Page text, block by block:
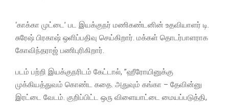
‘காக்கா முட்டை’ பட இயக்குநர் மணிகண்டனின் உதவியாளர் டி.
சுரேஷ் பிரகாஷ் ஒளிப்பதிவு செய்கிறார். மக்கள் தொடர்பாளராக
கோவிந்தராஜ் பணிபுரிகிறார்.
படம் பற்றி இயக்குநரிடம் கேட்டால், ”ஹீரோயினுக்கு
முக்கியத்துவம் கொண்ட கதை. அதுவும் கங்கா – தேவின்னு
இரட்டை வேடம். குறிப்பிட்ட ஒரு விளையாட்டை மையப்படுத்தி,